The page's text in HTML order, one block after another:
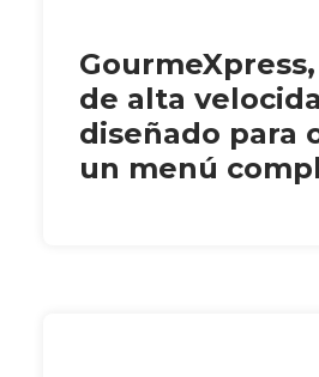
de alta
diseñado para
un menú